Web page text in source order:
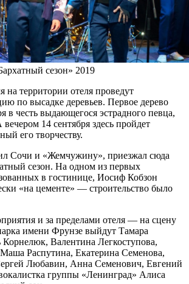
сезон» 2019
на территории отеля проведут
по высадке деревьев. Первое дерево
в честь выдающегося эстрадного певца,
14 сентября здесь пройдет
его творчеству.
Сочи и «Жемчужину», приезжал сюда
сезон. На одном из первых
в гостинице, Иосиф Кобзон
«на цементе» — строительство было
и за пределами отеля — на сцену
имени Фрунзе выйдут Тамара
Валентина Легкоступова,
Распутина, Екатерина Семенова,
Любавин, Анна Семенович, Евгений
группы «Ленинград» Алиса